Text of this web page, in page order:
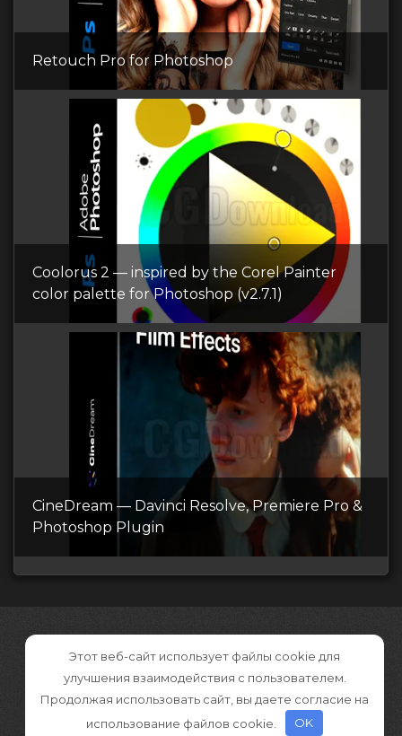
Retouch Pro for Photoshop
Coolorus 2 — inspired by the Corel Painter
color palette for Photoshop (v2.7.1)
CineDream — Davinci Resolve, Premiere Pro &
Photoshop Plugin
Этот веб-сайт использует файлы cookie для
улучшения взаимодействия с пользователем.
Продолжая использовать сайт, вы даете согласие на
использование файлов cookie.
OK